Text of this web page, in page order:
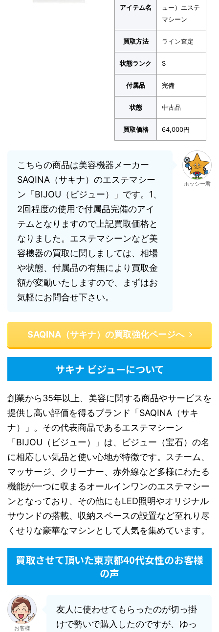
アイテム名
ュー）エステ
マシーン
買取方法 ライン査定
状態ランク S
付属品 完備
状態 中古品
買取価格 64,000円
こちらの商品は美容機器メーカー
SAQINA（サキナ）のエステマシー
ン「BIJOU（ビジュー）」です。1、
2回程度の使用で付属品完備のアイ
テムとなりますので上記買取価格と
なりました。エステマシーンなど美
容機器の買取に関しましては、相場
や状態、付属品の有無により買取金
額が変動いたしますので、まずはお
気軽にお問合せ下さい。
ホッシー君
SAQINA（サキナ）の買取強化ページへ
サキナ ビジューについて
創業から35年以上、美容に関する商品やサービスを
提供し高い評価を得るブランド「SAQINA（サキ
ナ）」。その代表商品であるエステマシーン
「BIJOU（ビジュー）」は、ビジュー（宝石）の名
に相応しい気品と使い心地が特徴です。スチーム、
マッサージ、クリーナー、赤外線など多様にわたる
機能が一つに収まるオールインワンのエステマシー
ンとなっており、その他にもLED照明やオリジナル
サウンドの搭載、収納スペースの設置など至れり尽
くせりな豪華なマシンとして人気を集めています。
買取させて頂いた東京都40代女性のお客様
の声
お客様
友人に使わせてもらったのが切っ掛
けで勢いで購入したのですが、ゆっ